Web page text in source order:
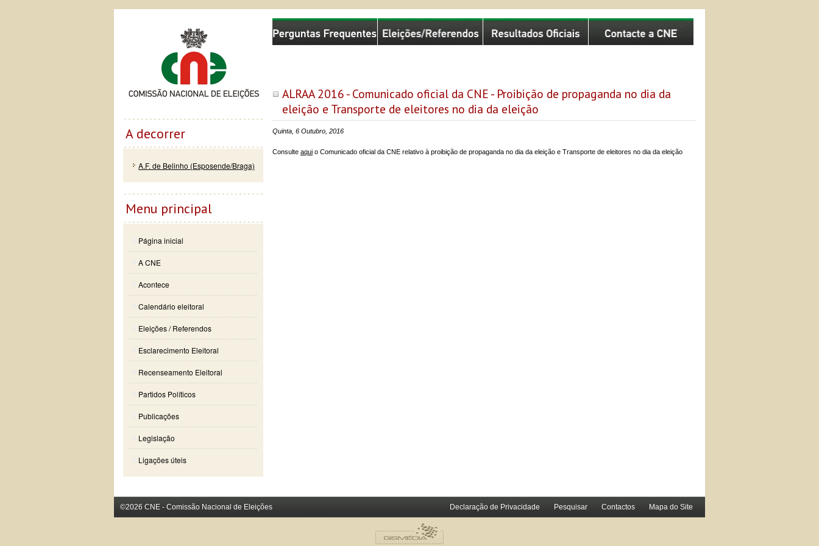
ALRAA 2016 - Comunicado oficial da CNE - Proibição de propaganda no dia da
eleição e Transporte de eleitores no dia da eleição
Quinta, 6 Outubro, 2016
Consulte aqui o Comunicado oficial da CNE relativo à proibição de propaganda no dia da eleição e Transporte de eleitores no dia da eleição
Comissão Nacional de Eleições
A decorrer
A.F. de Belinho (Esposende/Braga)
Menu principal
Página inicial
A CNE
Acontece
Calendário eleitoral
Eleições / Referendos
Esclarecimento Eleitoral
Recenseamento Eleitoral
Partidos Políticos
Publicações
Legislação
Ligações úteis
©2026 CNE - Comissão Nacional de Eleições Declaração de Privacidade Pesquisar Contactos Mapa do Site